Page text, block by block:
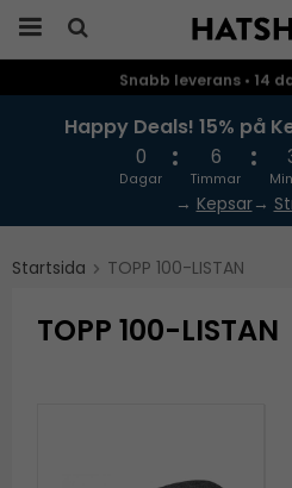
Snabb leverans • 14
Happy Deals! 15% på
0
Dagar
6
Timmar
→ Kepsar→
Startsida TOPP 100-LISTAN
TOPP 100-LISTAN